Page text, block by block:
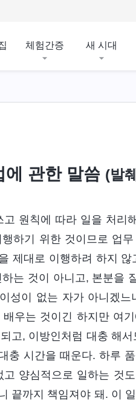
체험간증 새 시대
에 관한 말씀 (발
원칙에 따라 일을 처리
하기 위한 것이므로 업
제대로 이행하려 하지 않
는 것이 아니고, 본분을
성이 없는 자가 아니겠느
우는 것이긴 하지만 여
고, 이방인처럼 대충 해
시간을 때운다. 하루
양심적으로 일하는 것
끝까지 책임져야 돼. 이